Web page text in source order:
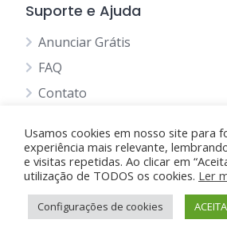
Suporte e Ajuda
Anunciar Grátis
FAQ
Contato
Anunciando
Página Inicial
Usamos cookies em nosso site para
experiência mais relevante,
e visitas repetidas. Ao clicar em
utilização de TODOS os cookies. Ler
Configurações de cookies